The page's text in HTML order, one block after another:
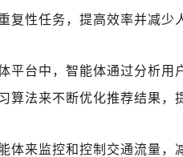
复性任务，提高效率并减少
平台中，智能体通过分析
算法来不断优化推荐结果，
体来监控和控制交通流量，